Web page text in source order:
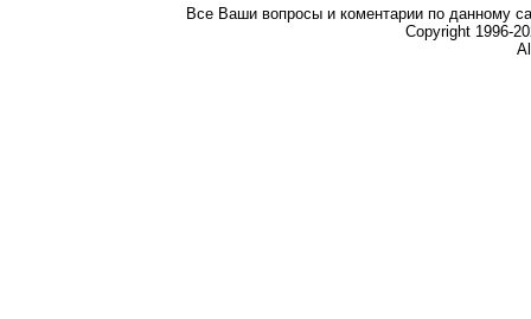
Все Ваши вопросы и коментарии по данному
Copyright 1996-